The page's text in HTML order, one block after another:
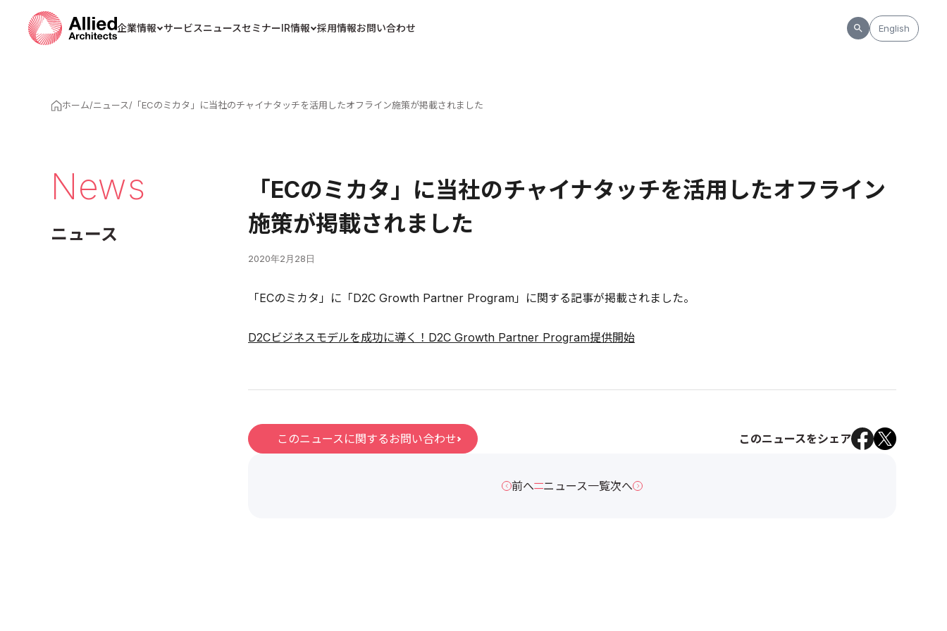
企業情報 サービスニュースセミナーIR情報 採用情報お問い合わせ English
ホーム/ニュース/ 「ECのミカタ」に当社のチャイナタッチを活用したオフライン施策が掲載されました
News
ニュース
「ECのミカタ」に当社のチャイナタッチを活用したオフライン
施策が掲載されました
2020年2月28日
「ECのミカタ」に「D2C Growth Partner Program」に関する記事が掲載されました。
D2Cビジネスモデルを成功に導く！D2C Growth Partner Program提供開始
このニュースに関するお問い合わせ このニュースをシェア
前へ ニュース一覧次へ